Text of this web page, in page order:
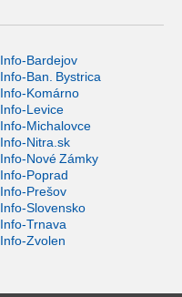
Info-Bardejov
Info-Ban. Bystrica
Info-Komárno
Info-Levice
Info-Michalovce
Info-Nitra.sk
Info-Nové Zámky
Info-Poprad
Info-Prešov
Info-Slovensko
Info-Trnava
Info-Zvolen